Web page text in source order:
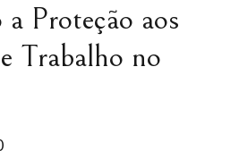
Proteção aos
Trabalho no